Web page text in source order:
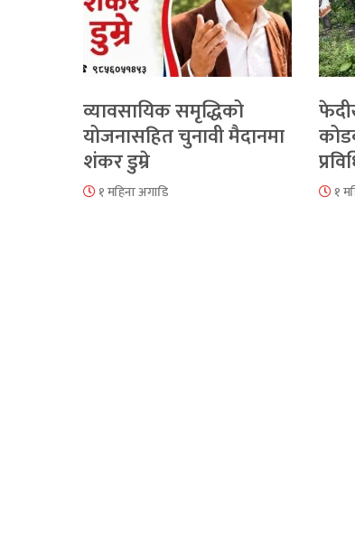
व्यावसायिक समृद्धिको
योजनासहित चुनावी मैदानमा
शंकर डुम्रे
१ महिना अगाडि १